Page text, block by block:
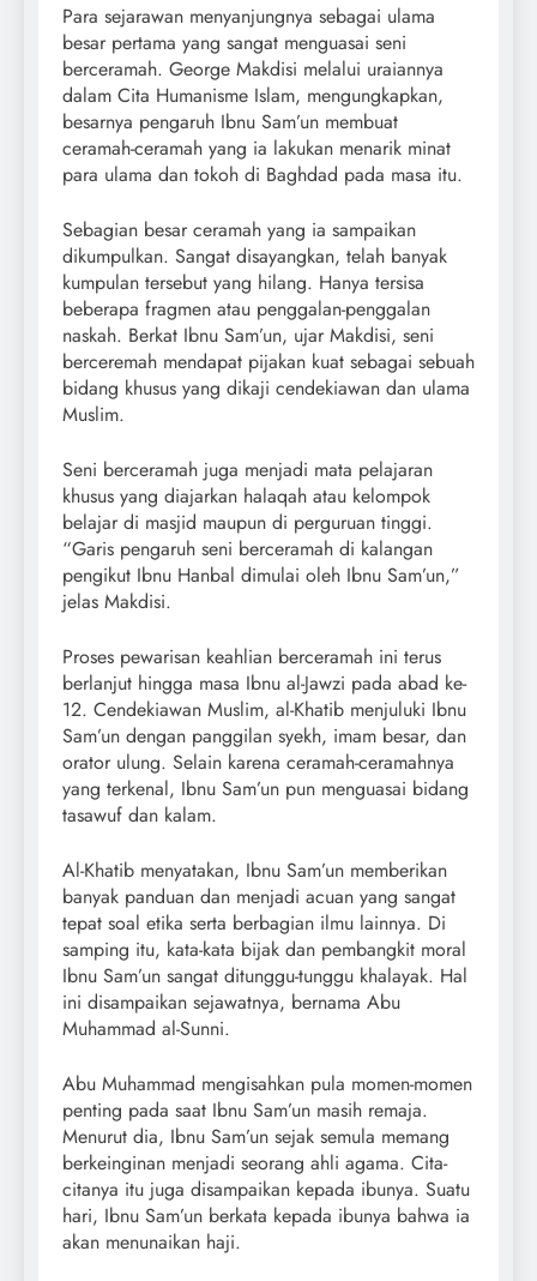
Para sejarawan menyanjungnya sebagai ulama
besar pertama yang sangat menguasai seni
berceramah. George Makdisi melalui uraiannya
dalam Cita Humanisme Islam, mengungkapkan,
besarnya pengaruh Ibnu Sam’un membuat
ceramah-ceramah yang ia lakukan menarik minat
para ulama dan tokoh di Baghdad pada masa itu.
Sebagian besar ceramah yang ia sampaikan
dikumpulkan. Sangat disayangkan, telah banyak
kumpulan tersebut yang hilang. Hanya tersisa
beberapa fragmen atau penggalan-penggalan
naskah. Berkat Ibnu Sam’un, ujar Makdisi, seni
berceremah mendapat pijakan kuat sebagai sebuah
bidang khusus yang dikaji cendekiawan dan ulama
Muslim.
Seni berceramah juga menjadi mata pelajaran
khusus yang diajarkan halaqah atau kelompok
belajar di masjid maupun di perguruan tinggi.
“Garis pengaruh seni berceramah di kalangan
pengikut Ibnu Hanbal dimulai oleh Ibnu Sam’un,”
jelas Makdisi.
Proses pewarisan keahlian berceramah ini terus
berlanjut hingga masa Ibnu al-Jawzi pada abad ke-
12. Cendekiawan Muslim, al-Khatib menjuluki Ibnu
Sam’un dengan panggilan syekh, imam besar, dan
orator ulung. Selain karena ceramah-ceramahnya
yang terkenal, Ibnu Sam’un pun menguasai bidang
tasawuf dan kalam.
Al-Khatib menyatakan, Ibnu Sam’un memberikan
banyak panduan dan menjadi acuan yang sangat
tepat soal etika serta berbagian ilmu lainnya. Di
samping itu, kata-kata bijak dan pembangkit moral
Ibnu Sam’un sangat ditunggu-tunggu khalayak. Hal
ini disampaikan sejawatnya, bernama Abu
Muhammad al-Sunni.
Abu Muhammad mengisahkan pula momen-momen
penting pada saat Ibnu Sam’un masih remaja.
Menurut dia, Ibnu Sam’un sejak semula memang
berkeinginan menjadi seorang ahli agama. Cita-
citanya itu juga disampaikan kepada ibunya. Suatu
hari, Ibnu Sam’un berkata kepada ibunya bahwa ia
akan menunaikan haji.